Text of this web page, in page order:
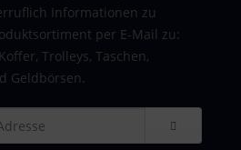
Hartschale |
Informationen zu
per E-Mail zu:
Trolleys, Taschen,
Geldbörsen.